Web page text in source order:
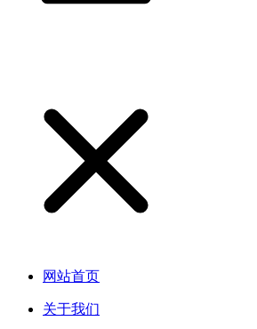
网站首页
关于我们